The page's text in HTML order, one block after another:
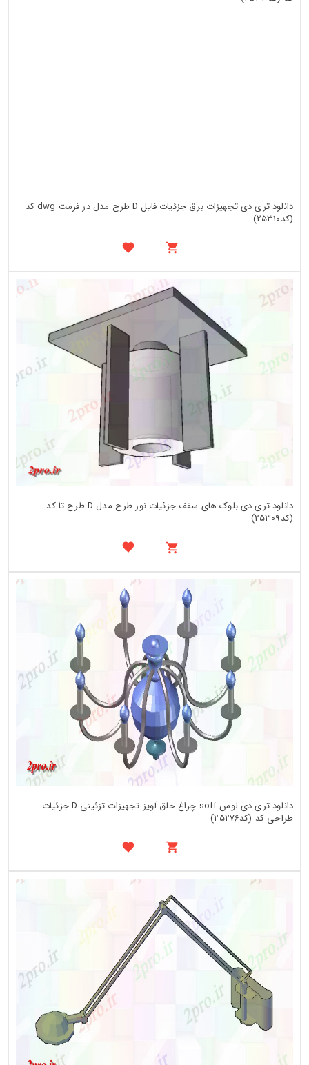
دانلود تری دی تجهیزات برق جزئیات فایل D طرح مدل در فرمت dwg کد
(کد25310)
دانلود تری دی بلوک های سقف جزئیات نور طرح مدل D طرح تا کد
(کد25309)
دانلود تری دی لوس soff چراغ حلق آویز تجهیزات تزئینی D جزئیات
طراحی کد (کد25276)